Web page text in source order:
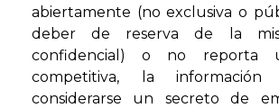
abiertamente (no exclusiva o
deber de reserva de la
confidencial) o no reporta
competitiva, la
considerarse un secreto de